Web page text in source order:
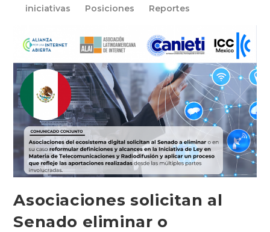
iniciativas
Posiciones Reportes
Asociaciones solicitan al
Senado eliminar o